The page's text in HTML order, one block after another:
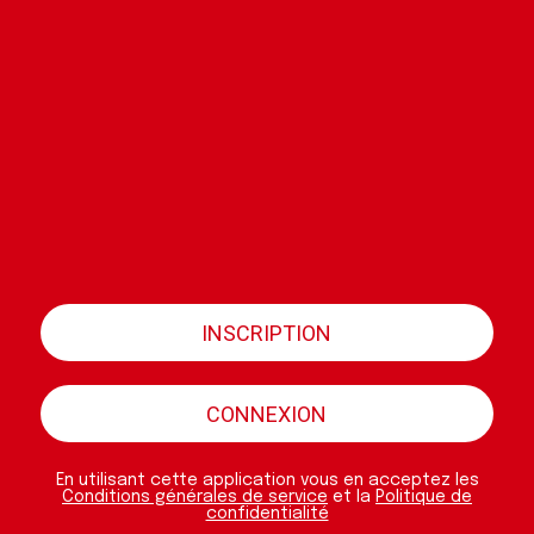
INSCRIPTION
CONNEXION
En utilisant cette application vous en acceptez les
Conditions générales de service et la Politique de
confidentialité